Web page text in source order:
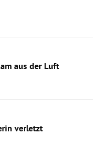
aus der Luft
verletzt